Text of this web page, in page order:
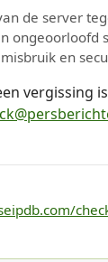
de server
ongeoorloofd
en
vergissing